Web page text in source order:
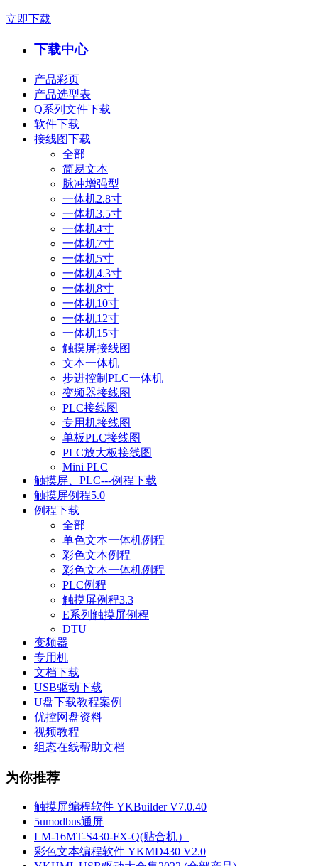
立即下载
下载中心
产品彩页
产品选型表
Q系列文件下载
软件下载
接线图下载
全部
简易文本
脉冲增强型
一体机2.8寸
一体机3.5寸
一体机4寸
一体机7寸
一体机5寸
一体机4.3寸
一体机8寸
一体机10寸
一体机12寸
一体机15寸
触摸屏接线图
文本一体机
步进控制PLC一体机
变频器接线图
PLC接线图
专用机接线图
单板PLC接线图
PLC放大板接线图
Mini PLC
触摸屏、PLC---例程下载
触摸屏例程5.0
例程下载
全部
单色文本一体机例程
彩色文本例程
彩色文本一体机例程
PLC例程
触摸屏例程3.3
E系列触摸屏例程
DTU
变频器
专用机
文档下载
USB驱动下载
U盘下载教程案例
优控网盘资料
视频教程
组态在线帮助文档
为你推荐
触摸屏编程软件 YKBuilder V7.0.40
5umodbus通屏
LM-16MT-S430-FX-Q(贴合机）
彩色文本编程软件 YKMD430 V2.0